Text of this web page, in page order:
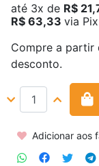
até 3x de R$
R$ 63,33 via
Compre a partir
desconto.
Adicionar aos